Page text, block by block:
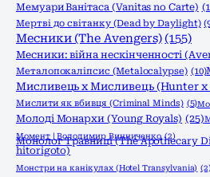
Мемуари Ванітаса (Vanitas no Carte)
Мертві до світанку (Dead by Daylight)
Месники (The Avengers) (155)
Месники: війна нескінченності
Металопокаліпсис (Metalocalypse) (10)
Мисливець х Мисливець (Hunter
Мислити як вбивця (Criminal Minds) (5)
Молоді Монархи (Young Royals) (25)
Момент | Володимир Винниченко (2)
Монолог Травниці (The Apothecary
hitorigoto)
Монстри на канікулах (Hotel Transylvania) (2)